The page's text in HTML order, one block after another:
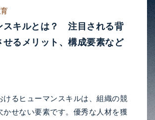
スキルとは？ 注目される背
せるメリット、構成要素など
けるヒューマンスキルは、組織の競
かせない要素です。優秀な人材を獲